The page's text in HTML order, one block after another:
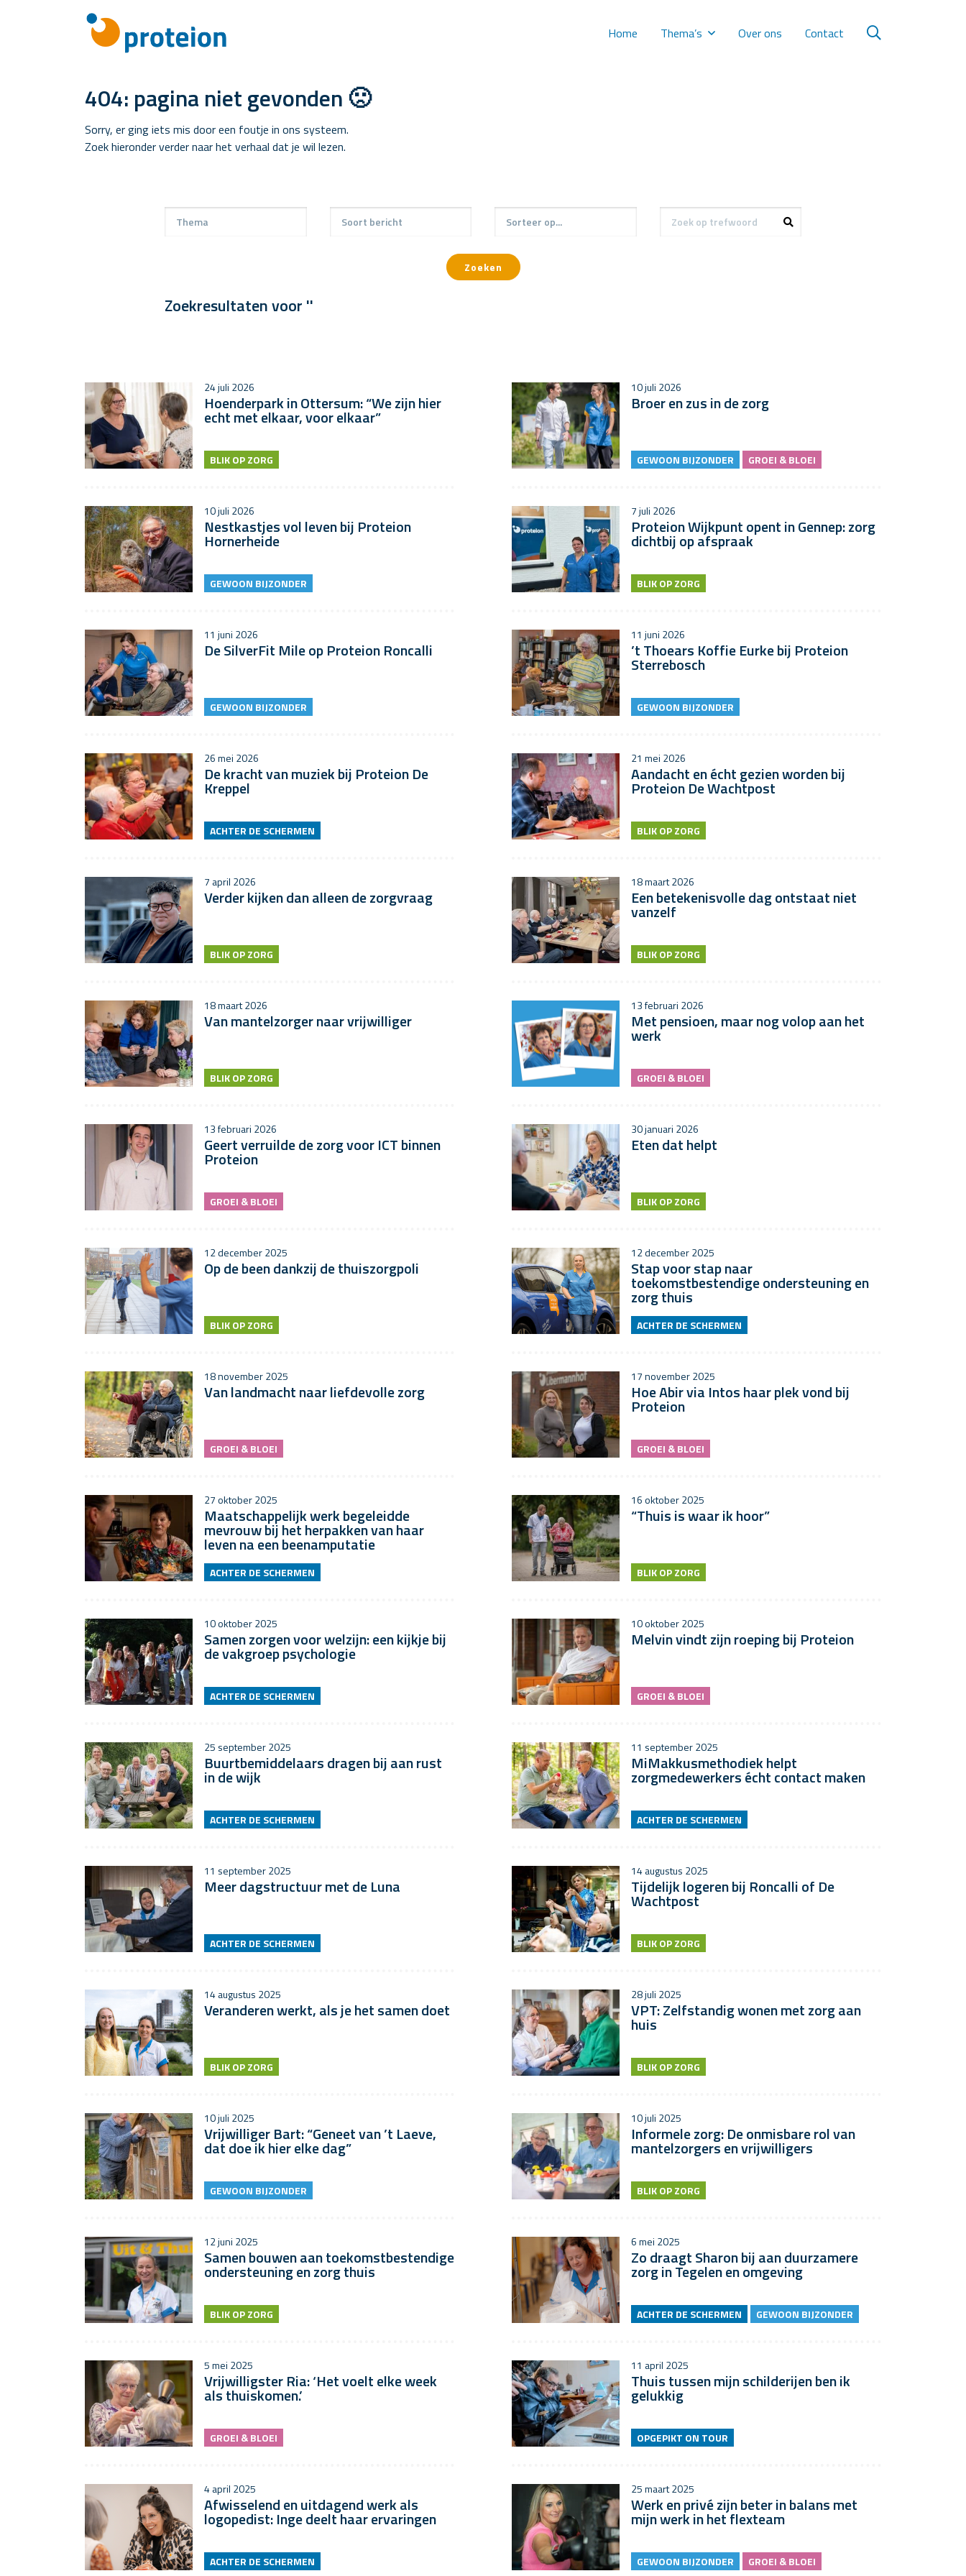
Home Thema’s Over ons Contact
404: pagina niet gevonden 🙁
Sorry, er ging iets mis door een foutje in ons systeem.
Zoek hieronder verder naar het verhaal dat je wil lezen.
Zoeken
Zoekresultaten voor ''
24 juli 2026
Hoenderpark in Ottersum: “We zijn hier
echt met elkaar, voor elkaar”
BLIK OP ZORG
10 juli 2026
Broer en zus in de zorg
GEWOON BIJZONDER GROEI & BLOEI
10 juli 2026
Nestkastjes vol leven bij Proteion
Hornerheide
GEWOON BIJZONDER
7 juli 2026
Proteion Wijkpunt opent in Gennep: zorg
dichtbij op afspraak
BLIK OP ZORG
11 juni 2026
De SilverFit Mile op Proteion Roncalli
GEWOON BIJZONDER
11 juni 2026
’t Thoears Koffie Eurke bij Proteion
Sterrebosch
GEWOON BIJZONDER
26 mei 2026
De kracht van muziek bij Proteion De
Kreppel
ACHTER DE SCHERMEN
21 mei 2026
Aandacht en écht gezien worden bij
Proteion De Wachtpost
BLIK OP ZORG
7 april 2026
Verder kijken dan alleen de zorgvraag
BLIK OP ZORG
18 maart 2026
Een betekenisvolle dag ontstaat niet
vanzelf
BLIK OP ZORG
18 maart 2026
Van mantelzorger naar vrijwilliger
BLIK OP ZORG
13 februari 2026
Met pensioen, maar nog volop aan het
werk
GROEI & BLOEI
13 februari 2026
Geert verruilde de zorg voor ICT binnen
Proteion
GROEI & BLOEI
30 januari 2026
Eten dat helpt
BLIK OP ZORG
12 december 2025
Op de been dankzij de thuiszorgpoli
BLIK OP ZORG
12 december 2025
Stap voor stap naar
toekomstbestendige ondersteuning en
zorg thuis
ACHTER DE SCHERMEN
18 november 2025
Van landmacht naar liefdevolle zorg
GROEI & BLOEI
17 november 2025
Hoe Abir via Intos haar plek vond bij
Proteion
GROEI & BLOEI
27 oktober 2025
Maatschappelijk werk begeleidde
mevrouw bij het herpakken van haar
leven na een beenamputatie
ACHTER DE SCHERMEN
16 oktober 2025
“Thuis is waar ik hoor”
BLIK OP ZORG
10 oktober 2025
Samen zorgen voor welzijn: een kijkje bij
de vakgroep psychologie
ACHTER DE SCHERMEN
10 oktober 2025
Melvin vindt zijn roeping bij Proteion
GROEI & BLOEI
25 september 2025
Buurtbemiddelaars dragen bij aan rust
in de wijk
ACHTER DE SCHERMEN
11 september 2025
MiMakkusmethodiek helpt
zorgmedewerkers écht contact maken
ACHTER DE SCHERMEN
11 september 2025
Meer dagstructuur met de Luna
ACHTER DE SCHERMEN
14 augustus 2025
Tijdelijk logeren bij Roncalli of De
Wachtpost
BLIK OP ZORG
14 augustus 2025
Veranderen werkt, als je het samen doet
BLIK OP ZORG
28 juli 2025
VPT: Zelfstandig wonen met zorg aan
huis
BLIK OP ZORG
10 juli 2025
Vrijwilliger Bart: “Geneet van ’t Laeve,
dat doe ik hier elke dag”
GEWOON BIJZONDER
10 juli 2025
Informele zorg: De onmisbare rol van
mantelzorgers en vrijwilligers
BLIK OP ZORG
12 juni 2025
Samen bouwen aan toekomstbestendige
ondersteuning en zorg thuis
BLIK OP ZORG
6 mei 2025
Zo draagt Sharon bij aan duurzamere
zorg in Tegelen en omgeving
ACHTER DE SCHERMEN GEWOON BIJZONDER
5 mei 2025
Vrijwilligster Ria: ‘Het voelt elke week
als thuiskomen.’
GROEI & BLOEI
11 april 2025
Thuis tussen mijn schilderijen ben ik
gelukkig
OPGEPIKT ON TOUR
4 april 2025
Afwisselend en uitdagend werk als
logopedist: Inge deelt haar ervaringen
ACHTER DE SCHERMEN
25 maart 2025
Werk en privé zijn beter in balans met
mijn werk in het flexteam
GEWOON BIJZONDER GROEI & BLOEI